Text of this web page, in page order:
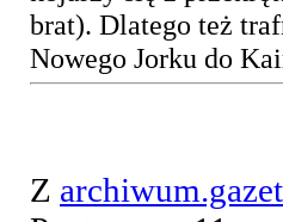
brat). Dlatego też
Nowego Jorku do
Z